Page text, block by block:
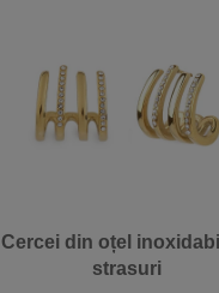
Cercei din oțel
strasuri